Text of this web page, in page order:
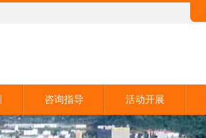
咨询指导 活动开展